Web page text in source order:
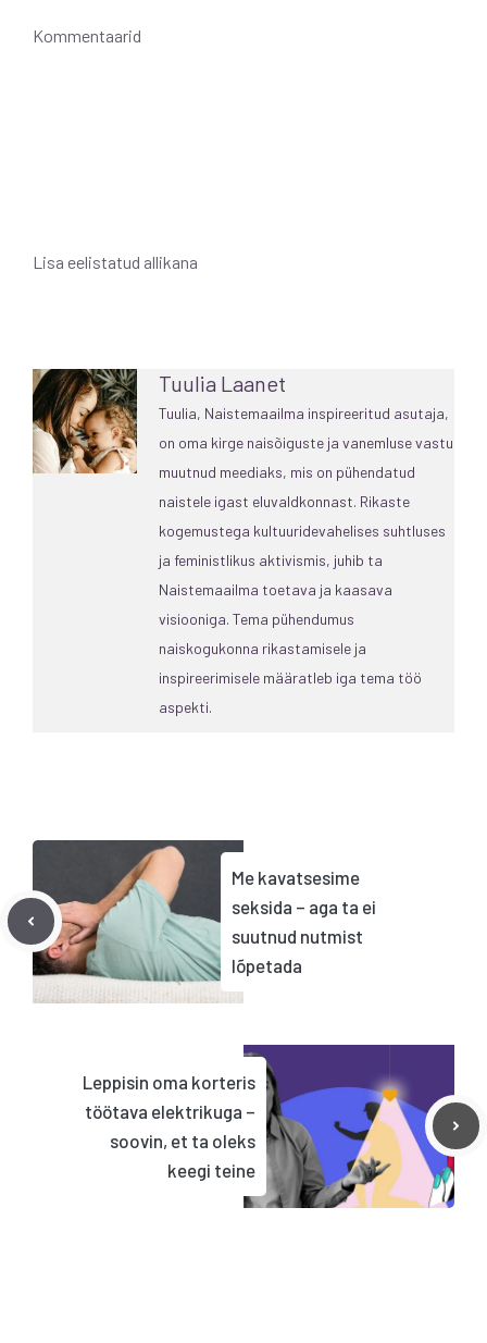
Kommentaarid
Lisa eelistatud allikana
Tuulia Laanet
Tuulia, Naistemaailma inspireeritud asutaja,
on oma kirge naisõiguste ja vanemluse vastu
muutnud meediaks, mis on pühendatud
naistele igast eluvaldkonnast. Rikaste
kogemustega kultuuridevahelises suhtluses
ja feministlikus aktivismis, juhib ta
Naistemaailma toetava ja kaasava
visiooniga. Tema pühendumus
naiskogukonna rikastamisele ja
inspireerimisele määratleb iga tema töö
aspekti.
Me kavatsesime
seksida – aga ta ei
suutnud nutmist
lõpetada
Leppisin oma korteris
töötava elektrikuga –
soovin, et ta oleks
keegi teine